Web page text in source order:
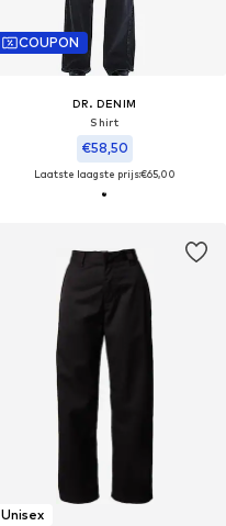
COUPON
DR. DENIM
Shirt
€58,50
Laatste laagste prijs:€65,00
Unisex